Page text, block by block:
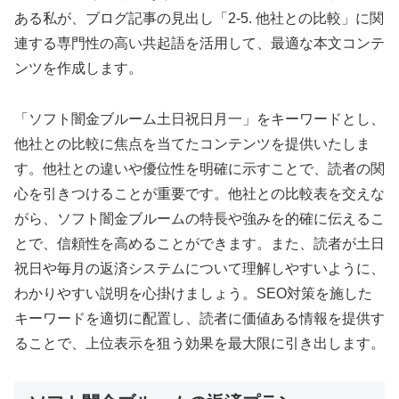
ある私が、ブログ記事の見出し「2-5. 他社との比較」に関
連する専門性の高い共起語を活用して、最適な本文コンテ
ンツを作成します。
「ソフト闇金ブルーム土日祝日月一」をキーワードとし、
他社との比較に焦点を当てたコンテンツを提供いたしま
す。他社との違いや優位性を明確に示すことで、読者の関
心を引きつけることが重要です。他社との比較表を交えな
がら、ソフト闇金ブルームの特長や強みを的確に伝えるこ
とで、信頼性を高めることができます。また、読者が土日
祝日や毎月の返済システムについて理解しやすいように、
わかりやすい説明を心掛けましょう。SEO対策を施した
キーワードを適切に配置し、読者に価値ある情報を提供す
ることで、上位表示を狙う効果を最大限に引き出します。